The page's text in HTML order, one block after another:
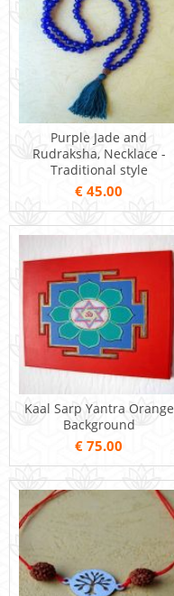
Purple Jade and
Rudraksha, Necklace -
Traditional style
€ 45.00
Kaal Sarp Yantra Orange
Background
€ 75.00